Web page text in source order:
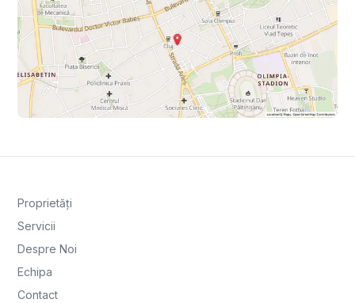
Proprietăți
Servicii
Despre Noi
Echipa
Contact